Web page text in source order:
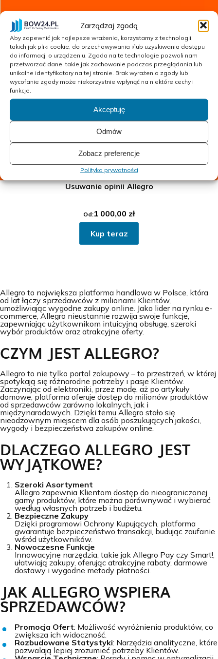
Zarządzaj zgodą
Aby zapewnić jak najlepsze wrażenia, korzystamy z technologii,
takich jak pliki cookie, do przechowywania i/lub uzyskiwania dostępu
do informacji o urządzeniu. Zgoda na te technologie pozwoli nam
przetwarzać dane, takie jak zachowanie podczas przeglądania lub
unikalne identyfikatory na tej stronie. Brak wyrażenia zgody lub
wycofanie zgody może niekorzystnie wpłynąć na niektóre cechy i
funkcje.
Akceptuję
Odmów
Zobacz preferencje
Polityka prywatności
Usuwanie opinii Allegro
Od:1 000,00 zł
Kup teraz
Allegro to największa platforma handlowa w Polsce, która
od lat łączy sprzedawców z milionami Klientów,
umożliwiając wygodne zakupy online. Jako lider na rynku e-
commerce, Allegro nieustannie rozwija swoje funkcje,
zapewniając użytkownikom intuicyjną obsługę, szeroki
wybór produktów oraz atrakcyjne oferty.
CZYM JEST ALLEGRO?
Allegro to nie tylko portal zakupowy – to przestrzeń, w której
spotykają się różnorodne potrzeby i pasje Klientów.
Zaczynając od elektroniki, przez modę, aż po artykuły
domowe, platforma oferuje dostęp do milionów produktów
od sprzedawców zarówno lokalnych, jak i
międzynarodowych. Dzięki temu Allegro stało się
nieodzownym miejscem dla osób poszukujących jakości,
wygody i bezpieczeństwa zakupów online.
DLACZEGO ALLEGRO JEST
WYJĄTKOWE?
Szeroki Asortyment
Allegro zapewnia Klientom dostęp do nieograniczonej
gamy produktów, które można porównywać i wybierać
według własnych potrzeb i budżetu.
Bezpieczne Zakupy
Dzięki programowi Ochrony Kupujących, platforma
gwarantuje bezpieczeństwo transakcji, budując zaufanie
wśród użytkowników.
Nowoczesne Funkcje
Innowacyjne narzędzia, takie jak Allegro Pay czy Smart!,
ułatwiają zakupy, oferując atrakcyjne rabaty, darmowe
dostawy i wygodne metody płatności.
JAK ALLEGRO WSPIERA
SPRZEDAWCÓW?
Promocja Ofert: Możliwość wyróżnienia produktów, co
zwiększa ich widoczność.
Rozbudowane Statystyki: Narzędzia analityczne, które
pozwalają lepiej zrozumieć potrzeby Klientów.